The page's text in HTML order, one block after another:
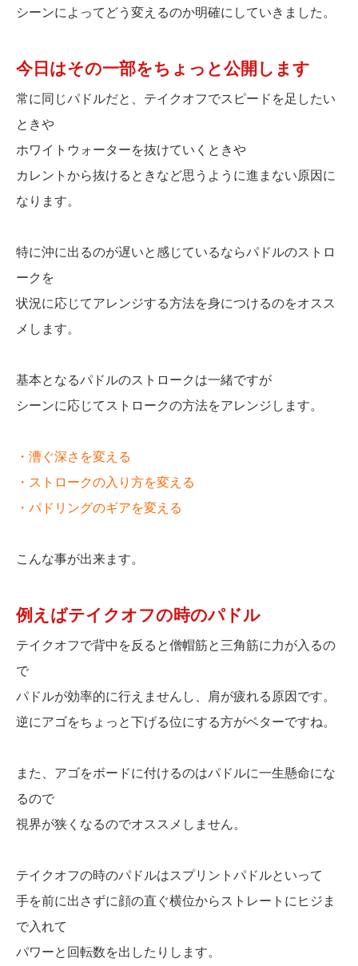
シーンによってどう変えるのか明確にしていきました。
今日はその一部をちょっと公開します
常に同じパドルだと、テイクオフでスピードを足したい
ときや
ホワイトウォーターを抜けていくときや
カレントから抜けるときなど思うように進まない原因に
なります。
特に沖に出るのが遅いと感じているならパドルのストロ
ークを
状況に応じてアレンジする方法を身につけるのをオスス
メします。
基本となるパドルのストロークは一緒ですが
シーンに応じてストロークの方法をアレンジします。
・漕ぐ深さを変える
・ストロークの入り方を変える
・パドリングのギアを変える
こんな事が出来ます。
例えばテイクオフの時のパドル
テイクオフで背中を反ると僧帽筋と三角筋に力が入るの
で
パドルが効率的に行えませんし、肩が疲れる原因です。
逆にアゴをちょっと下げる位にする方がベターですね。
また、アゴをボードに付けるのはパドルに一生懸命にな
るので
視界が狭くなるのでオススメしません。
テイクオフの時のパドルはスプリントパドルといって
手を前に出さずに顔の直ぐ横位からストレートにヒジま
で入れて
パワーと回転数を出したりします。